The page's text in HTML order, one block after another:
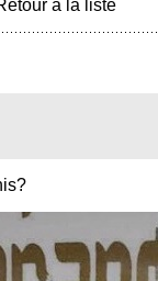
à la liste